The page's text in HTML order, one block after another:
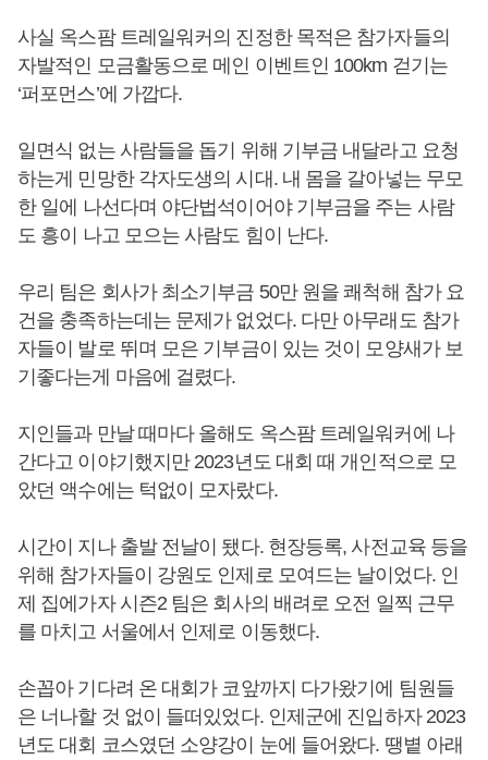
사실 옥스팜 트레일워커의 진정한 목적은 참가자들의
자발적인 모금활동으로 메인 이벤트인 100km 걷기는
‘퍼포먼스’에 가깝다.
일면식 없는 사람들을 돕기 위해 기부금 내달라고 요청
하는게 민망한 각자도생의 시대. 내 몸을 갈아넣는 무모
한 일에 나선다며 야단법석이어야 기부금을 주는 사람
도 흥이 나고 모으는 사람도 힘이 난다.
우리 팀은 회사가 최소기부금 50만 원을 쾌척해 참가 요
건을 충족하는데는 문제가 없었다. 다만 아무래도 참가
자들이 발로 뛰며 모은 기부금이 있는 것이 모양새가 보
기좋다는게 마음에 걸렸다.
지인들과 만날 때마다 올해도 옥스팜 트레일워커에 나
간다고 이야기했지만 2023년도 대회 때 개인적으로 모
았던 액수에는 턱없이 모자랐다.
시간이 지나 출발 전날이 됐다. 현장등록, 사전교육 등을
위해 참가자들이 강원도 인제로 모여드는 날이었다. 인
제 집에가자 시즌2 팀은 회사의 배려로 오전 일찍 근무
를 마치고 서울에서 인제로 이동했다.
손꼽아 기다려 온 대회가 코앞까지 다가왔기에 팀원들
은 너나할 것 없이 들떠있었다. 인제군에 진입하자 2023
년도 대회 코스였던 소양강이 눈에 들어왔다. 땡볕 아래